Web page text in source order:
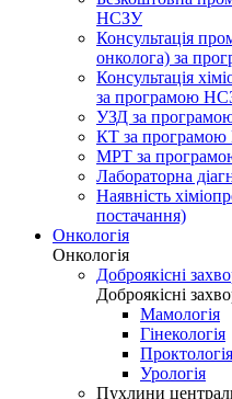
НСЗУ
Консультація
онколога) за
Консультація
за програмою
УЗД за
КТ за
МРТ за
Лабораторна
Наявність
постачання)
Онкологія
Онкологія
Доброякісні
Доброякісні
Мамологія
Гінекологія
Проктологія
Урологія
Пухлини